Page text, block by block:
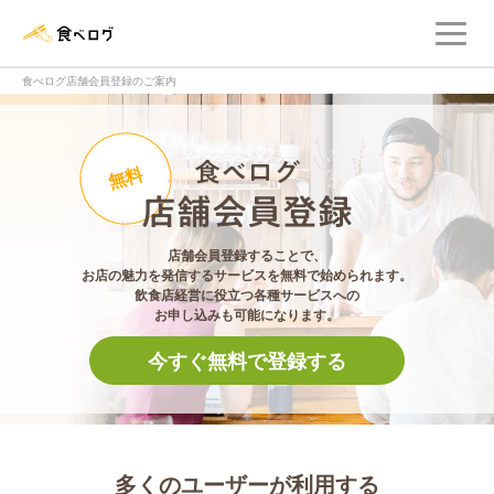
食べログ店舗会員登録のご案内
食べログ店舗会員
無料
店舗会員登録することで、
お店の魅力を発信するサービスを無料で始められます。
飲食店経営に役立つ各種サービスへの
お申し込みも可能になります。
今すぐ無料で登録する
多くのユーザーが利用する